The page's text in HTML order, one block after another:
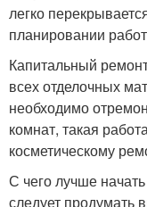
легко
планировании
Капитальный
всех отделочных
необходимо
комнат, такая
косметическому
С чего лучше
следует продумать